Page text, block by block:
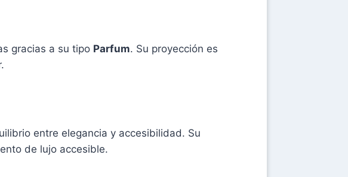
gracias a su tipo Parfum. Su proyección es
entre elegancia y accesibilidad. Su
de lujo accesible.